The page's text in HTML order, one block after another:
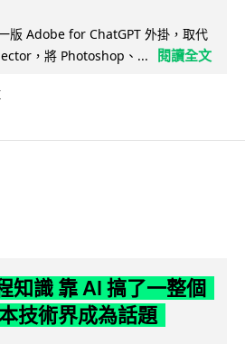
版 Adobe for ChatGPT 外掛，取代
，將 Photoshop、...
閱讀全文
知識 靠 AI 搞了一整個
技術界成為話題